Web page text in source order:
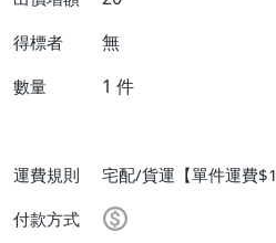
得標者 無
數量 1 件
運費規則
宅配/貨運【單件運費
【單件運費$100】
付款方式